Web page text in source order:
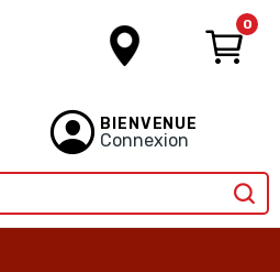
0
BIENVENUE
Connexion